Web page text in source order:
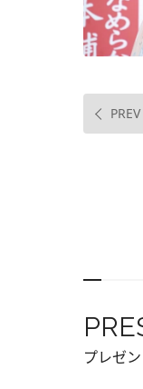
PREV
プレゼ